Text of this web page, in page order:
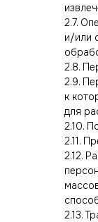
2.7.
и/или
2.8.
2.9.
к
для
2.10.
2.11.
2.12.
2.13.